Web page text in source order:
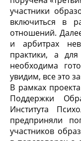
участники
включиться в
отношений.
и арбитрах
практики, а
необходима
увидим, все это
В рамках
Поддержки
Института
предприняли
участников